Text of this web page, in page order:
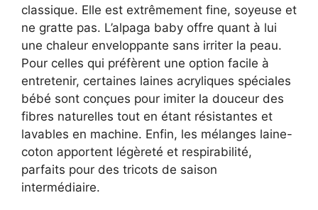
classique. Elle est extrêmement fine, soyeuse et
ne gratte pas. L’alpaga baby offre quant à lui
une chaleur enveloppante sans irriter la peau.
Pour celles qui préfèrent une option facile à
entretenir, certaines laines acryliques spéciales
bébé sont conçues pour imiter la douceur des
fibres naturelles tout en étant résistantes et
lavables en machine. Enfin, les mélanges laine-
coton apportent légèreté et respirabilité,
parfaits pour des tricots de saison
intermédiaire.